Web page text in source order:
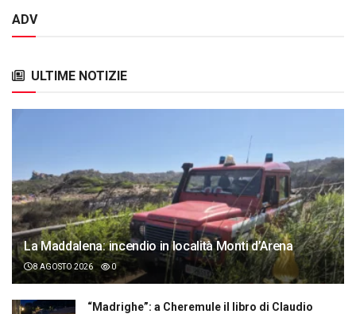
ADV
ULTIME NOTIZIE
La Maddalena: incendio in località Monti d’Arena
8 AGOSTO 2026 0
“Madrighe”: a Cheremule il libro di Claudio